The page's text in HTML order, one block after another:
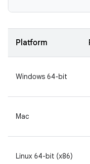
Platform
Windows 64-bit
Mac
Linux 64-bit (x86)